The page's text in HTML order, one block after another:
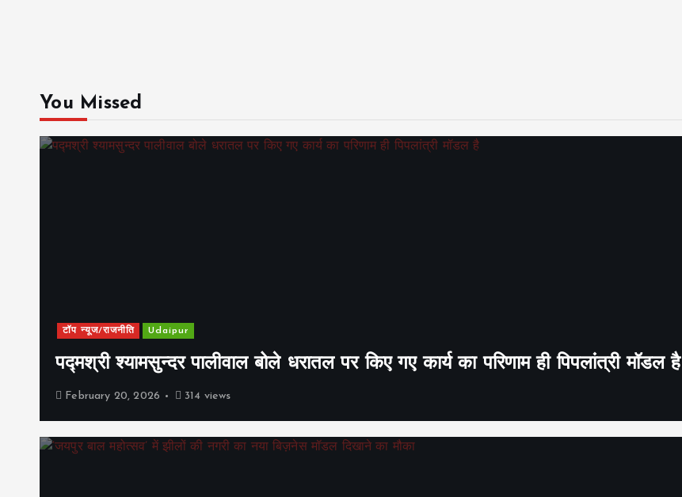
You Missed
टॉप न्यूज/राजनीति Udaipur
पद्मश्री श्यामसुन्दर पालीवाल बोले धरातल पर किए गए कार्य का परिणाम ही पिपलांत्री मॉडल है
February 20, 2026 314 views